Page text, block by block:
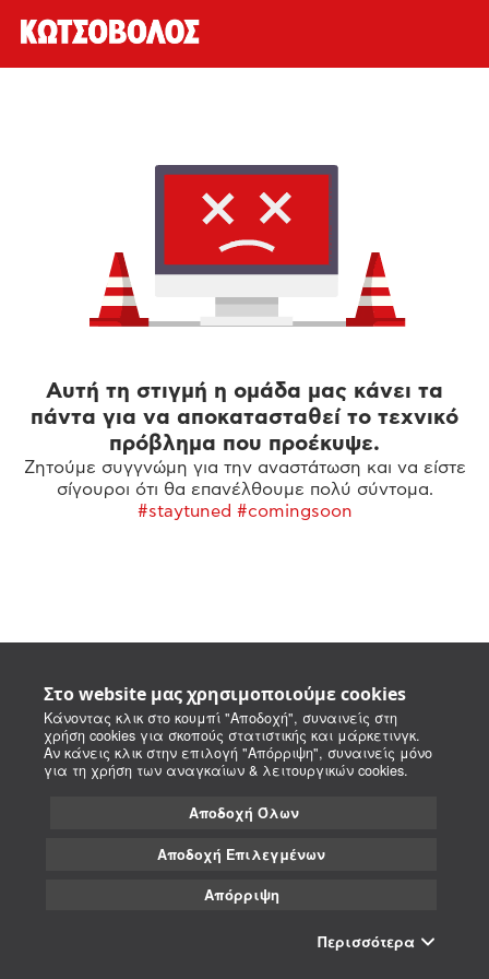
Στο website μας χρησιμοποιούμε cookies
Κάνοντας κλικ στο κουμπί "Αποδοχή", συναινείς στη
χρήση cookies για σκοπούς στατιστικής και μάρκετινγκ.
Αν κάνεις κλικ στην επιλογή "Απόρριψη", συναινείς μόνο
για τη χρήση των αναγκαίων & λειτουργικών cookies.
Αποδοχή Όλων
Αποδοχή Επιλεγμένων
Απόρριψη
Περισσότερα
Αυτή τη στιγμή η ομάδα μας κάνει τα
πάντα για να αποκατασταθεί το τεχνικό
πρόβλημα που προέκυψε.
Ζητούμε συγγνώμη για την αναστάτωση και να είστε
σίγουροι ότι θα επανέλθουμε πολύ σύντομα.
#staytuned #comingsoon